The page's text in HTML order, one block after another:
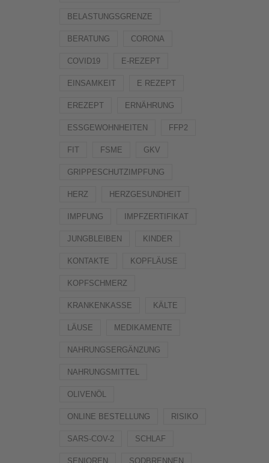
BELASTUNGSGRENZE
BERATUNG CORONA
COVID19 E-REZEPT
EINSAMKEIT E REZEPT
EREZEPT ERNÄHRUNG
ESSGEWOHNHEITEN FFP2
FIT FSME GKV
GRIPPESCHUTZIMPFUNG
HERZ HERZGESUNDHEIT
IMPFUNG IMPFZERTIFIKAT
JUNGBLEIBEN KINDER
KONTAKTE KOPFLÄUSE
KOPFSCHMERZ
KRANKENKASSE KÄLTE
LÄUSE MEDIKAMENTE
NAHRUNGSERGÄNZUNG
NAHRUNGSMITTEL
OLIVENÖL
ONLINE BESTELLUNG RISIKO
SARS-COV-2 SCHLAF
SENIOREN SODBRENNEN